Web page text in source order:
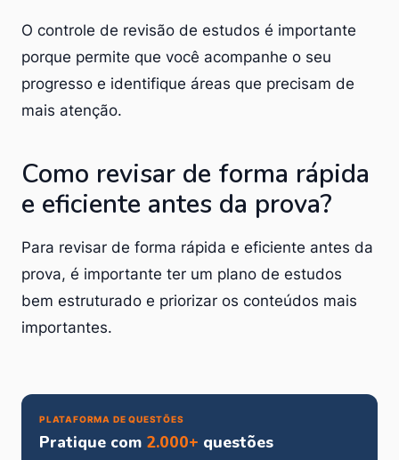
O controle de revisão de estudos é importante
porque permite que você acompanhe o seu
progresso e identifique áreas que precisam de
mais atenção.
Como revisar de forma rápida
e eficiente antes da prova?
Para revisar de forma rápida e eficiente antes da
prova, é importante ter um plano de estudos
bem estruturado e priorizar os conteúdos mais
importantes.
PLATAFORMA DE QUESTÕES
Pratique com 2.000+ questões